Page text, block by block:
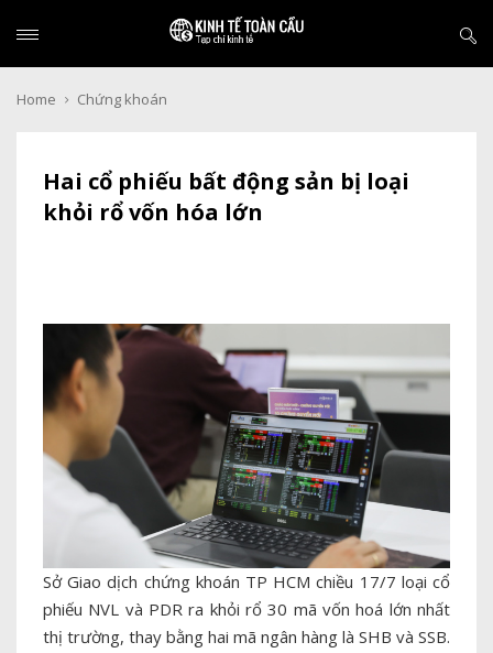
Home Chứng khoán
Hai cổ phiếu bất động sản bị loại
khỏi rổ vốn hóa lớn
Sở Giao dịch chứng khoán TP HCM chiều 17/7 loại cổ
phiếu NVL và PDR ra khỏi rổ 30 mã vốn hoá lớn nhất
thị trường, thay bằng hai mã ngân hàng là SHB và SSB.